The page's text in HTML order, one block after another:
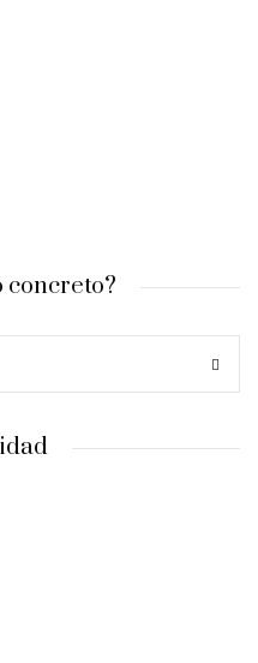
concreto?